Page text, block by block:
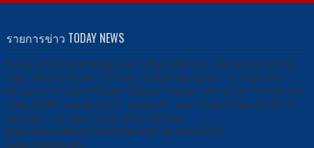
รายการข่าว TODAY NEWS
รับชม -ผ่านกล่องรับสัญญาณดาวเทียมได้ที่ กล่อง PSI หมายเลข 212
กล่อง IPM หมายเลข 115 กล่อง Sunbox หมายเลข 113 กล่อง DTV
หมายเลข 79 กล่อง Infosat/ Ideasat/ Thaisat / หมายเลข 114 หรือ 167
กล่อง GMM Z หมายเลข141 Facebook : ช่อง 13 สยามไทย สถานีข่าว
YouTube : ข่าวช่อง 13 สยามไทย เว็บไซต์ :
http://www.newstv13siamthai.com/ ชมสดออนไลน์ :
www.13livetv.com